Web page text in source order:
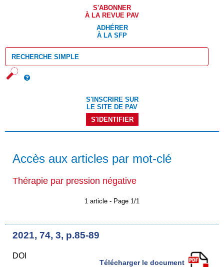
S'ABONNER
À LA REVUE PAV
ADHÉRER
À LA SFP
S'INSCRIRE SUR
LE SITE DE PAV
S'IDENTIFIER
Accès aux articles par mot-clé
Thérapie par pression négative
1 article - Page 1/1
2021, 74, 3, p.85-89
DOI
Télécharger le document